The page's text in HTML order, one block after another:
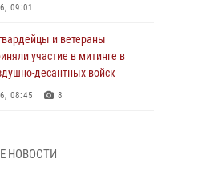
09:01
и ветераны
участие в митинге в
десантных войск
08:45 8
НОВОСТИ